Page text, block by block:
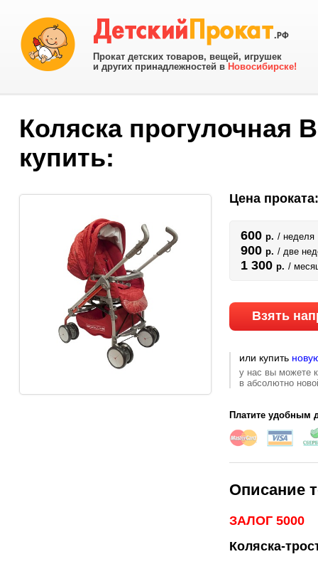
Прокат детских товаров, вещей, игрушек
и других принадлежностей в Новосибирске!
Коляска прогулочная
купить:
Цена проката:
600 р. / неделя
900 р. / две
1 300 р. /
Взять
или купить
у нас вы можете
в абсолютно
Платите удобным
Описание
ЗАЛОГ 5000
Коляска-